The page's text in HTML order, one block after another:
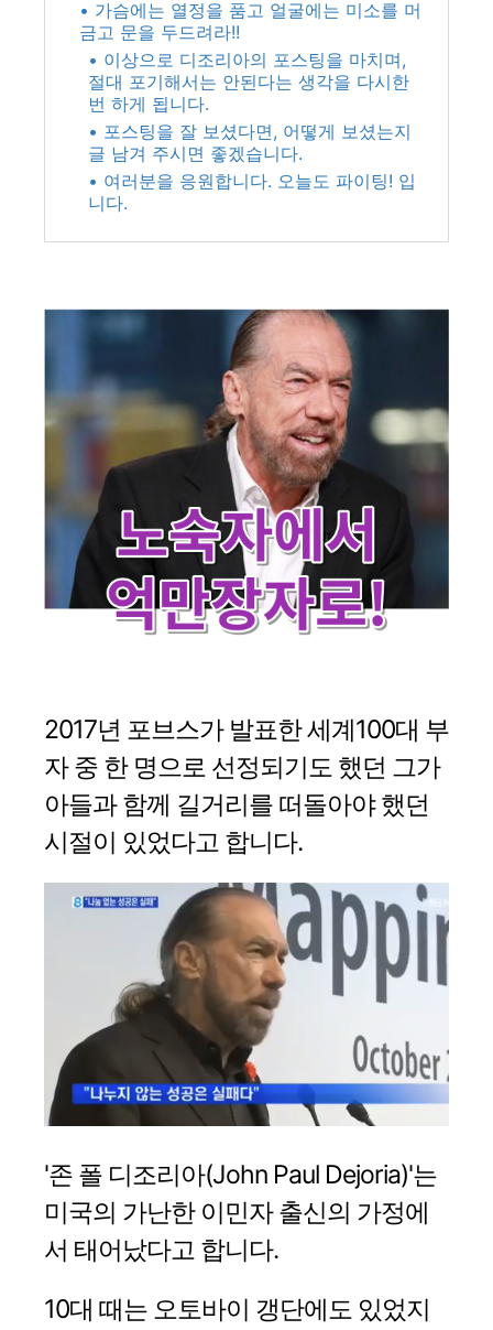
• 가슴에는 열정을 품고 얼굴에는 미소를 머
금고 문을 두드려라!!
• 이상으로 디조리아의 포스팅을 마치며,
절대 포기해서는 안된다는 생각을 다시한
번 하게 됩니다.
• 포스팅을 잘 보셨다면, 어떻게 보셨는지
글 남겨 주시면 좋겠습니다.
• 여러분을 응원합니다. 오늘도 파이팅! 입
니다.
2017년 포브스가 발표한 세계100대 부
자 중 한 명으로 선정되기도 했던 그가
아들과 함께 길거리를 떠돌아야 했던
시절이 있었다고 합니다.
'존 폴 디조리아(John Paul Dejoria)'는
미국의 가난한 이민자 출신의 가정에
서 태어났다고 합니다.
10대 때는 오토바이 갱단에도 있었지